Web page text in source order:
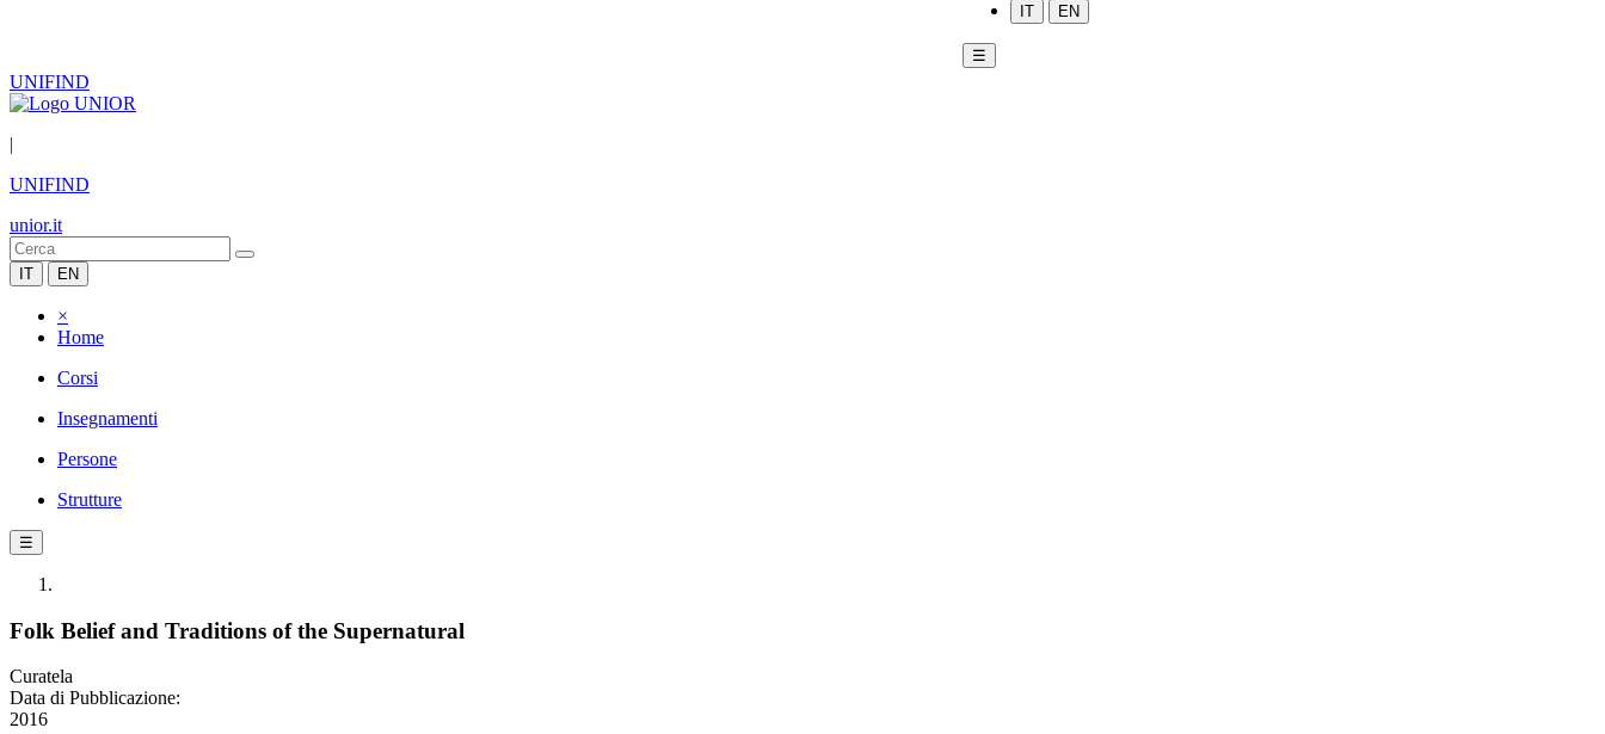
IT EN
☰
UNIFIND
|
UNIFIND
unior.it
IT EN
×
Home
Corsi
Insegnamenti
Persone
Strutture
☰
Folk Belief and Traditions of the Supernatural
Curatela
Data di Pubblicazione:
2016